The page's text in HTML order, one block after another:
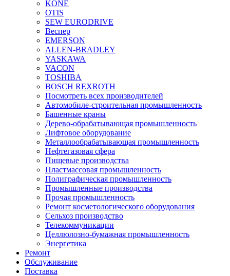
KONE
OTIS
SEW EURODRIVE
Веспер
EMERSON
ALLEN-BRADLEY
YASKAWA
VACON
TOSHIBA
BOSCH REXROTH
Посмотреть всех производителей
Автомобиле-строительная промышленность
Башенные краны
Дерево-обрабатывающая промышленность
Лифтовое оборудование
Металлообрабатывающая промышленность
Нефтегазовая сфера
Пищевые производства
Пластмассовая промышленность
Полиграфическая промышленность
Промышленные производства
Прочая промышленность
Ремонт косметологического оборудования
Сельхоз производство
Телекоммуникации
Целлюлозно-бумажная промышленность
Энергетика
Ремонт
Обслуживание
Поставка